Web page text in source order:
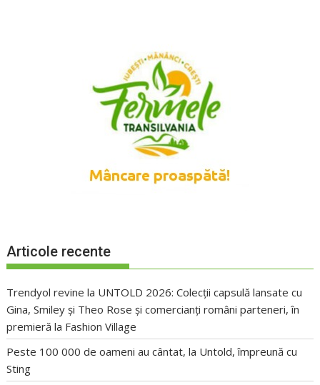
Articole recente
Trendyol revine la UNTOLD 2026: Colecții capsulă lansate cu
Gina, Smiley și Theo Rose și comercianți români parteneri, în
premieră la Fashion Village
Peste 100 000 de oameni au cântat, la Untold, împreună cu
Sting